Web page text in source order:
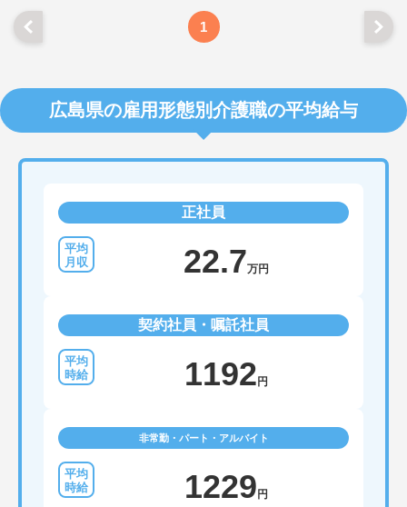
1
広島県の雇用形態別介護職の平均給与
正社員
22.7万円
契約社員・嘱託社員
1192 円
非常勤・パート・アルバイト
1229 円